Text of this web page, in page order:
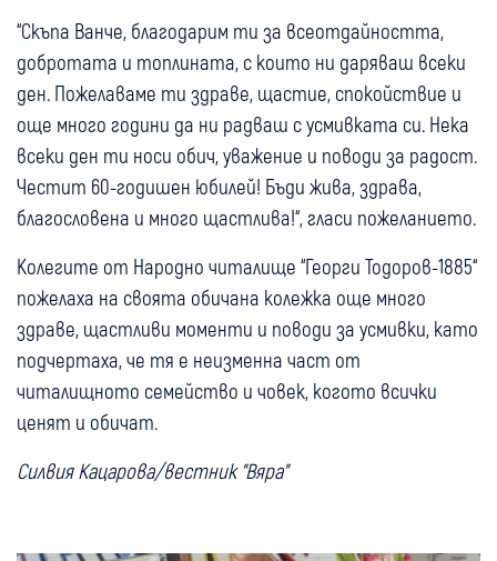
“Скъпа Ванче, благодарим ти за всеотдайността,
добротата и топлината, с които ни даряваш всеки
ден. Пожелаваме ти здраве, щастие, спокойствие и
още много години да ни радваш с усмивката си. Нека
всеки ден ти носи обич, уважение и поводи за радост.
Честит 60-годишен юбилей! Бъди жива, здрава,
благословена и много щастлива!“, гласи пожеланието.
Колегите от Народно читалище “Георги Тодоров-1885“
пожелаха на своята обичана колежка още много
здраве, щастливи моменти и поводи за усмивки, като
подчертаха, че тя е неизменна част от
читалищното семейство и човек, когото всички
ценят и обичат.
Силвия Кацарова/вестник "Вяра"